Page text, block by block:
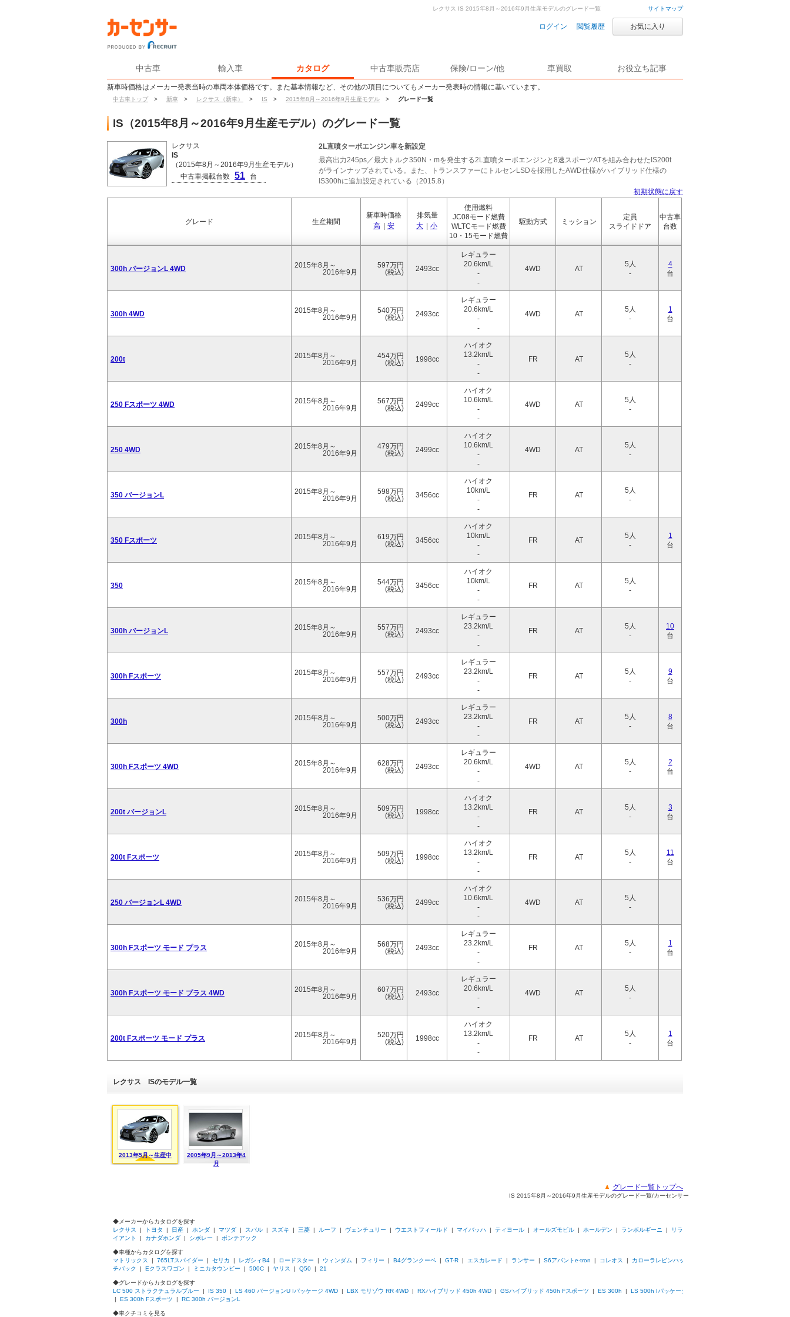
サイトマップ
ログイン 閲覧履歴 お気に入り
中古車 輸入車 カタログ 中古車販売店 保険/ローン/他 車買取 お役立ち記事
新車時価格はメーカー発表当時の車両本体価格です。また基本情報など、その他の項目についてもメーカー発表時の情報に基いています。
中古車トップ > 新車 > レクサス（新車） > IS > 2015年8月～2016年9月生産モデル > グレード一覧
レクサス IS 2015年8月～2016年9月生産モデルのグレード一覧
IS（2015年8月～2016年9月生産モデル）のグレード一覧
レクサス
IS
（2015年8月～2016年9月生産モデル）
中古車掲載台数 51 台
2L直噴ターボエンジン車を新設定
最高出力245ps／最大トルク350N・mを発生する2L直噴ターボエンジンと8速スポーツATを組み合わせたIS200t
がラインナップされている。また、トランスファーにトルセンLSDを採用したAWD仕様がハイブリッド仕様の
IS300hに追加設定されている（2015.8）
初期状態に戻す
グレード 生産期間
新車時価格
高
安
排気量
大
小
使用燃料
JC08モード燃費
WLTCモード燃費
10・15モード燃費
駆動方式 ミッション
定員
スライドドア
中古車
台数
300h バージョンL 4WD
2015年8月～
2016年9月
597万円
(税込)
2493cc
レギュラー
20.6km/L
-
-
4WD AT
5人
-
4
台
300h 4WD
2015年8月～
2016年9月
540万円
(税込)
2493cc
レギュラー
20.6km/L
-
-
4WD AT
5人
-
1
台
200t
2015年8月～
2016年9月
454万円
(税込)
1998cc
ハイオク
13.2km/L
-
-
FR AT
5人
-
250 Fスポーツ 4WD
2015年8月～
2016年9月
567万円
(税込)
2499cc
ハイオク
10.6km/L
-
-
4WD AT
5人
-
250 4WD
2015年8月～
2016年9月
479万円
(税込)
2499cc
ハイオク
10.6km/L
-
-
4WD AT
5人
-
350 バージョンL
2015年8月～
2016年9月
598万円
(税込)
3456cc
ハイオク
10km/L
-
-
FR AT
5人
-
350 Fスポーツ
2015年8月～
2016年9月
619万円
(税込)
3456cc
ハイオク
10km/L
-
-
FR AT
5人
-
1
台
350
2015年8月～
2016年9月
544万円
(税込)
3456cc
ハイオク
10km/L
-
-
FR AT
5人
-
300h バージョンL
2015年8月～
2016年9月
557万円
(税込)
2493cc
レギュラー
23.2km/L
-
-
FR AT
5人
-
10
台
300h Fスポーツ
2015年8月～
2016年9月
557万円
(税込)
2493cc
レギュラー
23.2km/L
-
-
FR AT
5人
-
9
台
300h
2015年8月～
2016年9月
500万円
(税込)
2493cc
レギュラー
23.2km/L
-
-
FR AT
5人
-
8
台
300h Fスポーツ 4WD
2015年8月～
2016年9月
628万円
(税込)
2493cc
レギュラー
20.6km/L
-
-
4WD AT
5人
-
2
台
200t バージョンL
2015年8月～
2016年9月
509万円
(税込)
1998cc
ハイオク
13.2km/L
-
-
FR AT
5人
-
3
台
200t Fスポーツ
2015年8月～
2016年9月
509万円
(税込)
1998cc
ハイオク
13.2km/L
-
-
FR AT
5人
-
11
台
250 バージョンL 4WD
2015年8月～
2016年9月
536万円
(税込)
2499cc
ハイオク
10.6km/L
-
-
4WD AT
5人
-
300h Fスポーツ モード プラス
2015年8月～
2016年9月
568万円
(税込)
2493cc
レギュラー
23.2km/L
-
-
FR AT
5人
-
1
台
300h Fスポーツ モード プラス 4WD
2015年8月～
2016年9月
607万円
(税込)
2493cc
レギュラー
20.6km/L
-
-
4WD AT
5人
-
200t Fスポーツ モード プラス
2015年8月～
2016年9月
520万円
(税込)
1998cc
ハイオク
13.2km/L
-
-
FR AT
5人
-
1
台
レクサス ISのモデル一覧
2013年5月～生産中
2005年9月～2013年4
月
グレード一覧トップへ
IS 2015年8月～2016年9月生産モデルのグレード一覧/カーセンサー
◆メーカーからカタログを探す
レクサス
| トヨタ | 日産 | ホンダ | マツダ | スバル | スズキ | 三菱 | ルーフ | ヴェンチュリー | ウエストフィールド | マイバッハ | ティヨール | オールズモビル | ホールデン | ランボルギーニ |
リラ
イアント
| カナダホンダ | シボレー | ポンテアック
◆車種からカタログを探す
マトリックス
| 765LTスパイダー | セリカ | レガシィB4 | ロードスター | ウィンダム | フィリー | B4グランクーペ | GT-R | エスカレード | ランサー | S6アバントe-tron | コレオス | カローラレビンハッ
チバック | Eクラスワゴン | ミニカタウンビー | 500C | ヤリス | Q50 | 21
◆グレードからカタログを探す
LC 500 ストラクチュラルブルー | IS 350 | LS 460 バージョンU Iパッケージ 4WD | LBX モリゾウ RR 4WD | RXハイブリッド 450h 4WD | GSハイブリッド 450h Fスポーツ | ES 300h | LS 500h Iパッケージ
| ES 300h Fスポーツ | RC 300h バージョンL
◆車クチコミを見る